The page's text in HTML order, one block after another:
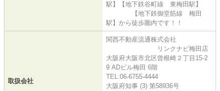
駅】【地下鉄谷町線 東梅田駅】
【地下鉄御堂筋線 梅田
駅】から徒歩圏内です！！
取扱会社
関西不動産流通株式会社
リンクナビ梅田店
大阪府大阪市北区曾根崎２丁目15-2
9 ADビル梅田 6階
TEL:06-6755-4444
大阪府知事 (3) 第58936号